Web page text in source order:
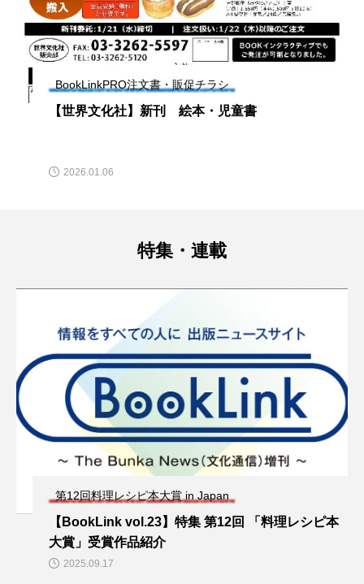
BookLinkPRO注文書・販促チラシ
【世界文化社】新刊 絵本・児童書
2026.01.06
特集・連載
第12回料理レシピ本大賞 in Japan
【BookLink vol.23】特集 第12回 「料理レシピ本
大賞」受賞作品紹介
2025.09.17